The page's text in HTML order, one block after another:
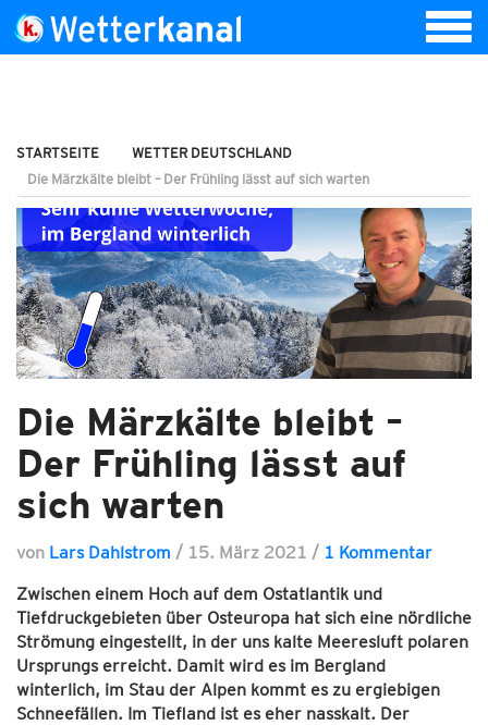
STARTSEITE
WETTER DEUTSCHLAND
Die Märzkälte bleibt – Der Frühling lässt auf sich warten
Die Märzkälte bleibt –
Der Frühling lässt auf
sich warten
von Lars Dahlstrom / 15. März 2021 / 1 Kommentar
Zwischen einem Hoch auf dem Ostatlantik und
Tiefdruckgebieten über Osteuropa hat sich eine nördliche
Strömung eingestellt, in der uns kalte Meeresluft polaren
Ursprungs erreicht. Damit wird es im Bergland
winterlich, im Stau der Alpen kommt es zu ergiebigen
Schneefällen. Im Tiefland ist es eher nasskalt. Der